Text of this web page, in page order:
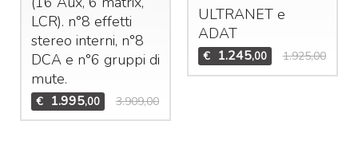
LCR). n°8 effetti
stereo interni, n°8
DCAe n°6 gruppi di
mute.
€ 1.995,00 3.909,00
ULTRANETe
ADAT
€ 1.245,00 1.925,00